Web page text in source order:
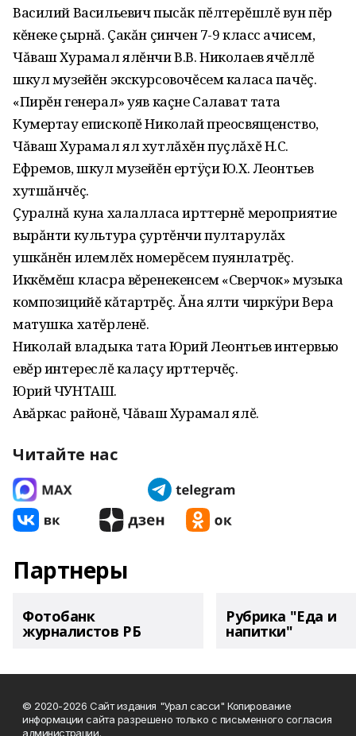
Василий Васильевич пысăк пĕлтерĕшлĕ вун пĕр
кĕнеке çырнă. Çакăн çинчен 7-9 класс ачисем,
Чăваш Хурамал ялĕнчи В.В. Николаев ячĕллĕ
шкул музейĕн экскурсовочĕсем каласа пачĕç.
«Пирĕн генерал» уяв каçне Салават тата
Кумертау епископĕ Николай преосвященство,
Чăваш Хурамал ял хутлăхĕн пуçлăхĕ Н.С.
Ефремов, шкул музейĕн ертÿçи Ю.Х. Леонтьев
хутшăнчĕç.
Çуралнă куна халалласа ирттернĕ мероприятие
вырăнти культура çуртĕнчи пултарулăх
ушкăнĕн илемлĕх номерĕсем пуянлатрĕç.
Иккĕмĕш класра вĕренекенсем «Сверчок» музыка
композицийĕ кăтартрĕç. Ăна ялти чиркÿри Вера
матушка хатĕрленĕ.
Николай владыка тата Юрий Леонтьев интервью
евĕр интереслĕ калаçу ирттерчĕç.
Юрий ЧУНТАШ.
Авăркас районĕ, Чăваш Хурамал ялĕ.
Читайте нас
Партнеры
Фотобанк
журналистов РБ
Рубрика "Еда и
напитки"
© 2020-2026 Сайт издания "Урал сасси" Копирование
информации сайта разрешено только с письменного согласия
администрации.